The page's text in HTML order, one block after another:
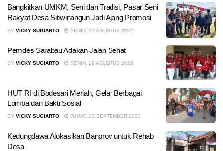
Bangkitkan UMKM, Seni dan Tradisi, Pasar Seni
Rakyat Desa Sitiwinangun Jadi Ajang Promosi
BY VICKY SUGIARTO SENIN, 29 AGUSTUS 2022
Pemdes Sarabau Adakan Jalan Sehat
BY VICKY SUGIARTO SENIN, 29 AGUSTUS 2022
HUT RI di Bodesari Meriah, Gelar Berbagai
Lomba dan Bakti Sosial
BY VICKY SUGIARTO JUMAT, 23 SEPTEMBER 2022
Kedungdawa Alokasikan Banprov untuk Rehab
Desa